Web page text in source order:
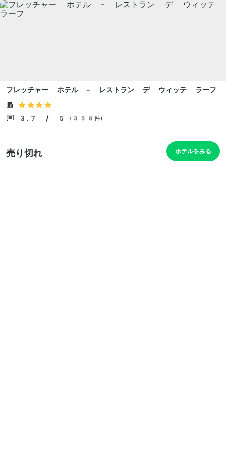
フレッチャー ホテル - レストラン デ ウィッテ ラーフ
3.7 / 5 (358件)
売り切れ ホテルをみる